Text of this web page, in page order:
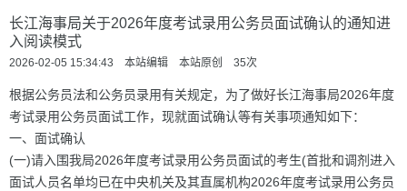
长江海事局关于2026年度考试录用公务员面试确认的通知进
入阅读模式
2026-02-05 15:34:43 本站编辑 本站原创 35次
根据公务员法和公务员录用有关规定，为了做好长江海事局2026年度
考试录用公务员面试工作，现就面试确认等有关事项通知如下：
一、面试确认
(一)请入围我局2026年度考试录用公务员面试的考生(首批和调剂进入
面试人员名单均已在中央机关及其直属机构2026年度考试录用公务员